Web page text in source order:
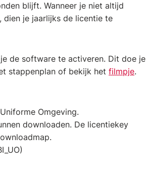
blijft. Wanneer je niet altijd
je jaarlijks de licentie te
de software te activeren. Dit doe je
stappenplan of bekijk het filmpje.
Omgeving.
downloaden. De licentiekey